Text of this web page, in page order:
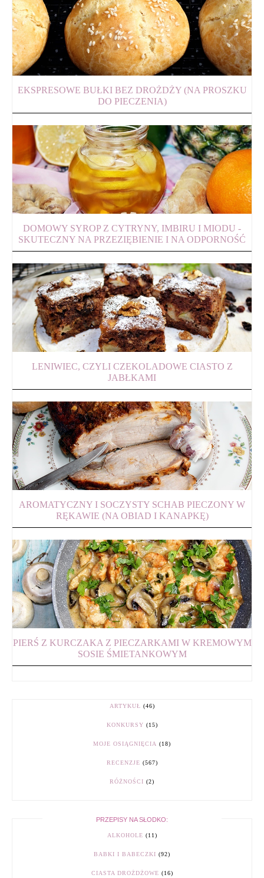
EKSPRESOWE BUŁKI BEZ DROŻDŻY (NA PROSZKU
DO PIECZENIA)
DOMOWY SYROP Z CYTRYNY, IMBIRU I MIODU -
SKUTECZNY NA PRZEZIĘBIENIE I NA ODPORNOŚĆ
LENIWIEC, CZYLI CZEKOLADOWE CIASTO Z
JABŁKAMI
AROMATYCZNY I SOCZYSTY SCHAB PIECZONY W
RĘKAWIE (NA OBIAD I KANAPKĘ)
PIERŚ Z KURCZAKA Z PIECZARKAMI W KREMOWYM
SOSIE ŚMIETANKOWYM
ARTYKUŁ (46)
KONKURSY (15)
MOJE OSIĄGNIĘCIA (18)
RECENZJE (567)
RÓŻNOŚCI (2)
PRZEPISY NA SŁODKO:
ALKOHOLE (11)
BABKI I BABECZKI (92)
CIASTA DROŻDŻOWE (16)